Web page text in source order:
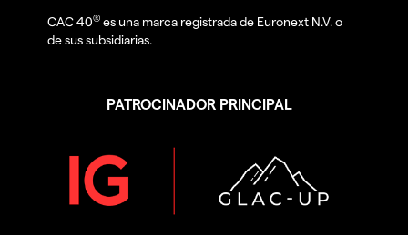
CAC 40® es una marca registrada de Euronext N.V. o
de sus subsidiarias.
PATROCINADOR PRINCIPAL